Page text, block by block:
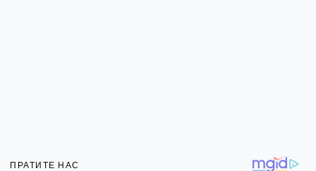
ПРАТИТЕ НАС